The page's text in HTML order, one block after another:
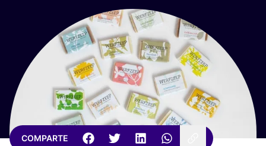
COMPARTE